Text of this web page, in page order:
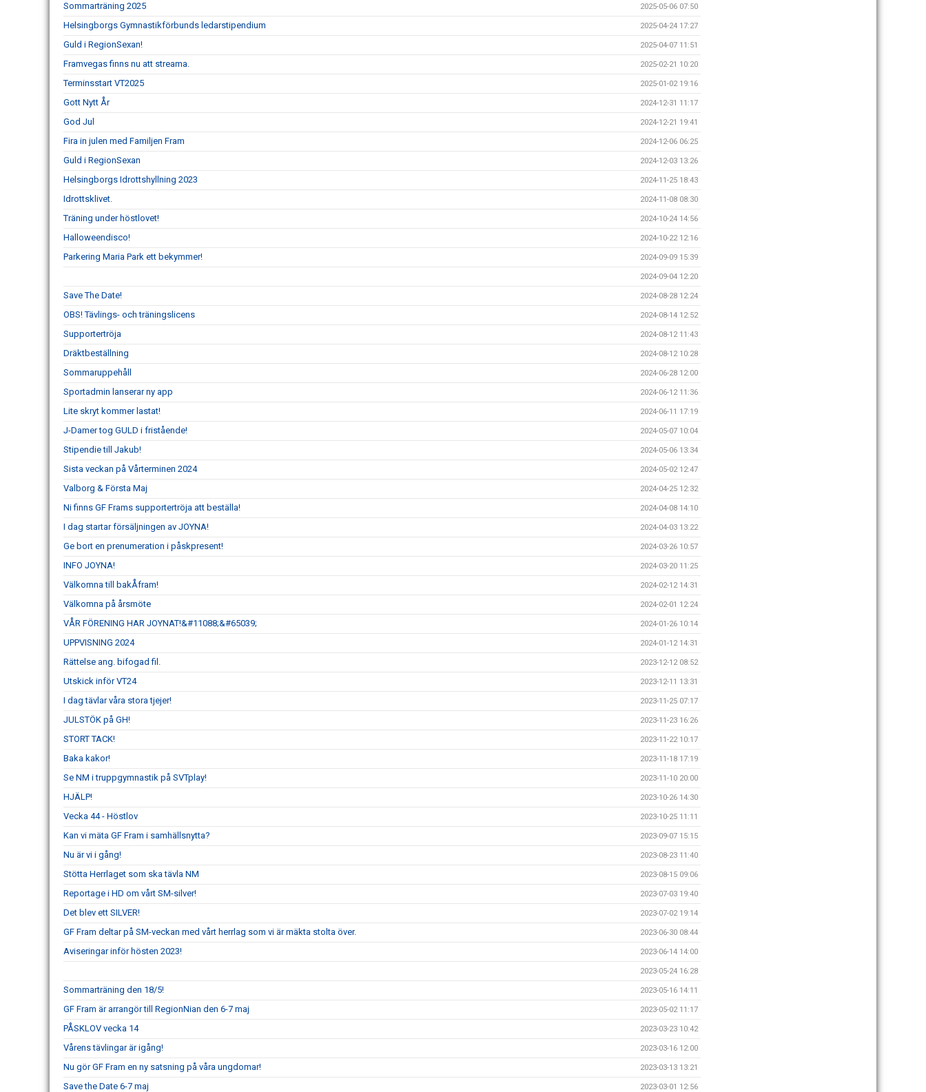
Sommarträning 2025 2025-05-06 07:50
Helsingborgs Gymnastikförbunds ledarstipendium 2025-04-24 17:27
Guld i RegionSexan! 2025-04-07 11:51
Framvegas finns nu att streama. 2025-02-21 10:20
Terminsstart VT2025 2025-01-02 19:16
Gott Nytt År 2024-12-31 11:17
God Jul 2024-12-21 19:41
Fira in julen med Familjen Fram 2024-12-06 06:25
Guld i RegionSexan 2024-12-03 13:26
Helsingborgs Idrottshyllning 2023 2024-11-25 18:43
Idrottsklivet. 2024-11-08 08:30
Träning under höstlovet! 2024-10-24 14:56
Halloweendisco! 2024-10-22 12:16
Parkering Maria Park ett bekymmer! 2024-09-09 15:39
2024-09-04 12:20
Save The Date! 2024-08-28 12:24
OBS! Tävlings- och träningslicens 2024-08-14 12:52
Supportertröja 2024-08-12 11:43
Dräktbeställning 2024-08-12 10:28
Sommaruppehåll 2024-06-28 12:00
Sportadmin lanserar ny app 2024-06-12 11:36
Lite skryt kommer lastat! 2024-06-11 17:19
J-Damer tog GULD i fristående! 2024-05-07 10:04
Stipendie till Jakub! 2024-05-06 13:34
Sista veckan på Vårterminen 2024 2024-05-02 12:47
Valborg & Första Maj 2024-04-25 12:32
Ni finns GF Frams supportertröja att beställa! 2024-04-08 14:10
I dag startar försäljningen av JOYNA! 2024-04-03 13:22
Ge bort en prenumeration i påskpresent! 2024-03-26 10:57
INFO JOYNA! 2024-03-20 11:25
Välkomna till bakÅfram! 2024-02-12 14:31
Välkomna på årsmöte 2024-02-01 12:24
VÅR FÖRENING HAR JOYNAT!&#11088;&#65039; 2024-01-26 10:14
UPPVISNING 2024 2024-01-12 14:31
Rättelse ang. bifogad fil. 2023-12-12 08:52
Utskick inför VT24 2023-12-11 13:31
I dag tävlar våra stora tjejer! 2023-11-25 07:17
JULSTÖK på GH! 2023-11-23 16:26
STORT TACK! 2023-11-22 10:17
Baka kakor! 2023-11-18 17:19
Se NM i truppgymnastik på SVTplay! 2023-11-10 20:00
HJÄLP! 2023-10-26 14:30
Vecka 44 - Höstlov 2023-10-25 11:11
Kan vi mäta GF Fram i samhällsnytta? 2023-09-07 15:15
Nu är vi i gång! 2023-08-23 11:40
Stötta Herrlaget som ska tävla NM 2023-08-15 09:06
Reportage i HD om vårt SM-silver! 2023-07-03 19:40
Det blev ett SILVER! 2023-07-02 19:14
GF Fram deltar på SM-veckan med vårt herrlag som vi är mäkta stolta över. 2023-06-30 08:44
Aviseringar inför hösten 2023! 2023-06-14 14:00
2023-05-24 16:28
Sommarträning den 18/5! 2023-05-16 14:11
GF Fram är arrangör till RegionNian den 6-7 maj 2023-05-02 11:17
PÅSKLOV vecka 14 2023-03-23 10:42
Vårens tävlingar är igång! 2023-03-16 12:00
Nu gör GF Fram en ny satsning på våra ungdomar! 2023-03-13 13:21
Save the Date 6-7 maj 2023-03-01 12:56